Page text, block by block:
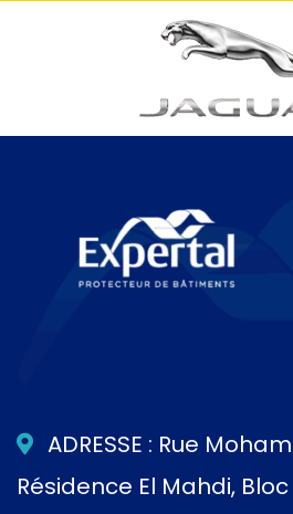
ADRESSE : Rue
Résidence El Mahdi, Bloc